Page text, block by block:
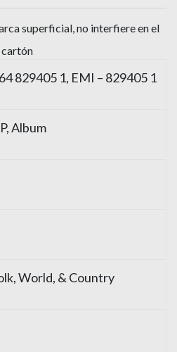
superficial, no interfiere en el
cartón
829405 1, EMI – 829405 1
Album
World, & Country